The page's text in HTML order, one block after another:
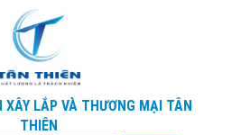
XÂY LẮP VÀ THƯƠNG MẠI TÂN
THIÊN